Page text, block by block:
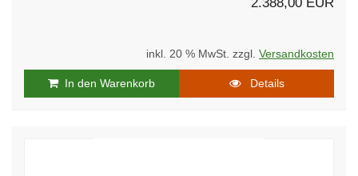
inkl. 20 % MwSt. zzgl. Versandkosten
In den Warenkorb Details